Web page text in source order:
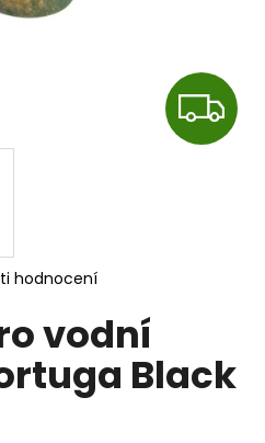
hodnocení
vodní
Black
Z